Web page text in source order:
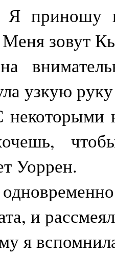
вам
зовут
узкую
Уоррен.
и
я